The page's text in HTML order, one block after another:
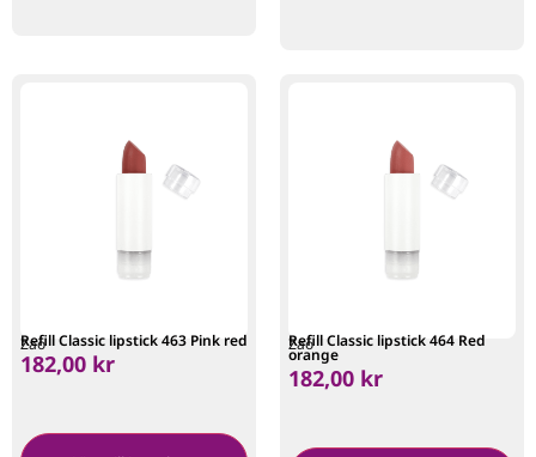
Zao
Refill Classic lipstick 463 Pink red
182,00 kr
Zao
Refill Classic lipstick 464 Red
orange
182,00 kr